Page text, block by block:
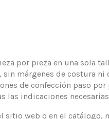
por pieza en una sola
sin márgenes de costura
de confección paso por
las indicaciones
sitio web o en el catálogo,